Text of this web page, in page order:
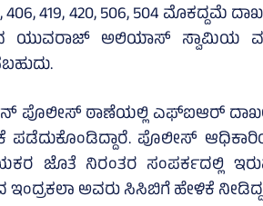
419, 420, 506, 504 ಮೊಕದ್ದಮೆ
ಯುವರಾಜ್ ಅಲಿಯಾಸ್ ಸ್ವಾಮಿಯ
ಠಾಣೆಯಲ್ಲಿ ಎಫ್ಐಆರ್
ಪೊಲೀಸ್
ಜೊತೆ ನಿರಂತರ ಸಂಪರ್ಕದಲ್ಲಿ
ಅವರು ಸಿಸಿಬಿಗೆ ಹೇಳಿಕೆ